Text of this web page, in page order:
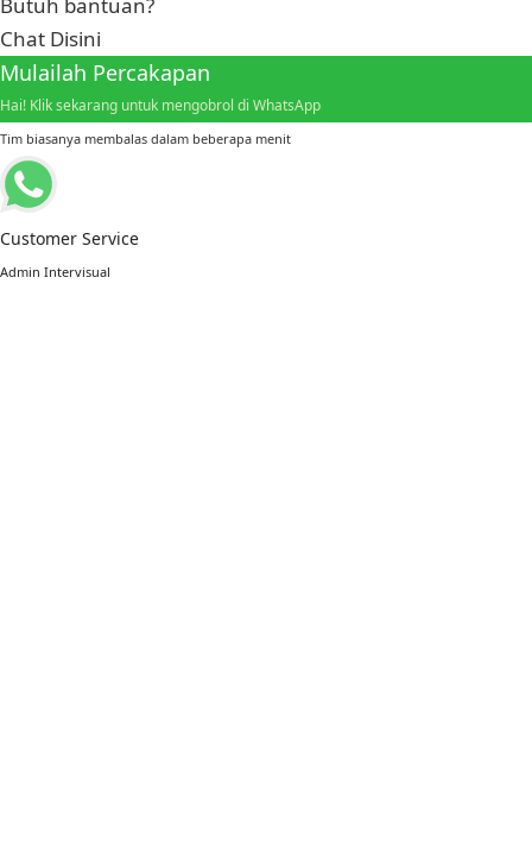
Chat Disini
Mulailah Percakapan
Hai! Klik sekarang untuk mengobrol di WhatsApp
Tim biasanya membalas dalam beberapa menit
Customer Service
Admin Intervisual